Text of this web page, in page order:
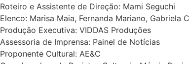
Roteiro e Assistente de Direção: Mami Seguchi
Elenco: Marisa Maia, Fernanda Mariano, Gabriela
Produção Executiva: VIDDAS Produções
Assessoria de Imprensa: Painel de Notícias
Proponente Cultural: AE&C